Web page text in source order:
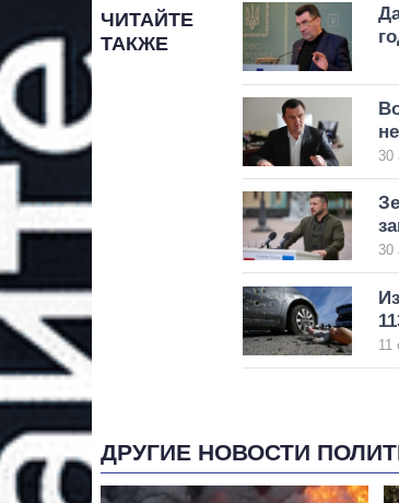
ЧИТАЙТЕ
ТАКЖЕ
30
30
11
ДРУГИЕ НОВОСТИ